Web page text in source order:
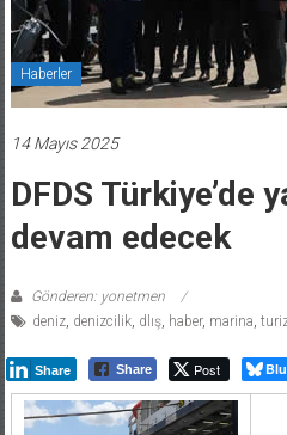
Haberler
14 Mayıs 2025
DFDS Türkiye’de
devam edecek
Gönderen: yonetmen
deniz, denizcilik, dlış, haber, marina,
Share Share Post